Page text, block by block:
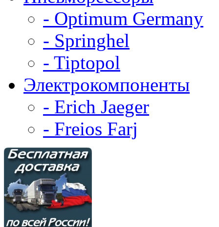
- Optimum Germany
- Springhel
- Tiptopol
Электрокомпоненты
- Erich Jaeger
- Freios Farj